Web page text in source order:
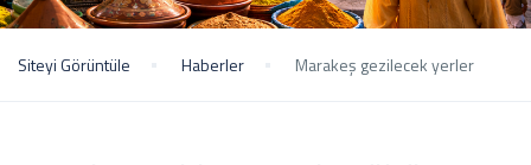
Siteyi Görüntüle Haberler Marakeş gezilecek yerler